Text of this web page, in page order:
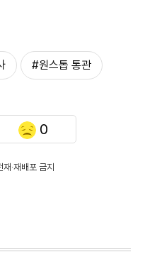
#원스톱 통관
0
·재배포 금지